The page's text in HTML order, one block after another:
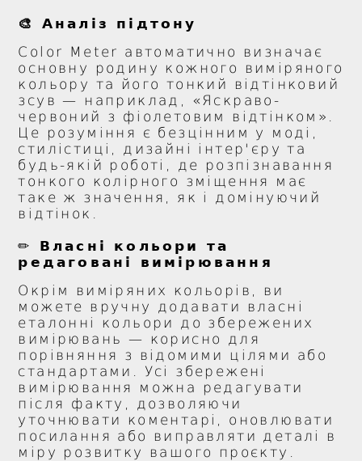
🎨 Аналіз підтону
Color Meter автоматично визначає
основну родину кожного виміряного
кольору та його тонкий відтінковий
зсув — наприклад, «Яскраво-
червоний з фіолетовим відтінком».
Це розуміння є безцінним у моді,
стилістиці, дизайні інтер'єру та
будь-якій роботі, де розпізнавання
тонкого колірного зміщення має
таке ж значення, як і домінуючий
відтінок.
✏️ Власні кольори та
редаговані вимірювання
Окрім виміряних кольорів, ви
можете вручну додавати власні
еталонні кольори до збережених
вимірювань — корисно для
порівняння з відомими цілями або
стандартами. Усі збережені
вимірювання можна редагувати
після факту, дозволяючи
уточнювати коментарі, оновлювати
посилання або виправляти деталі в
міру розвитку вашого проєкту.